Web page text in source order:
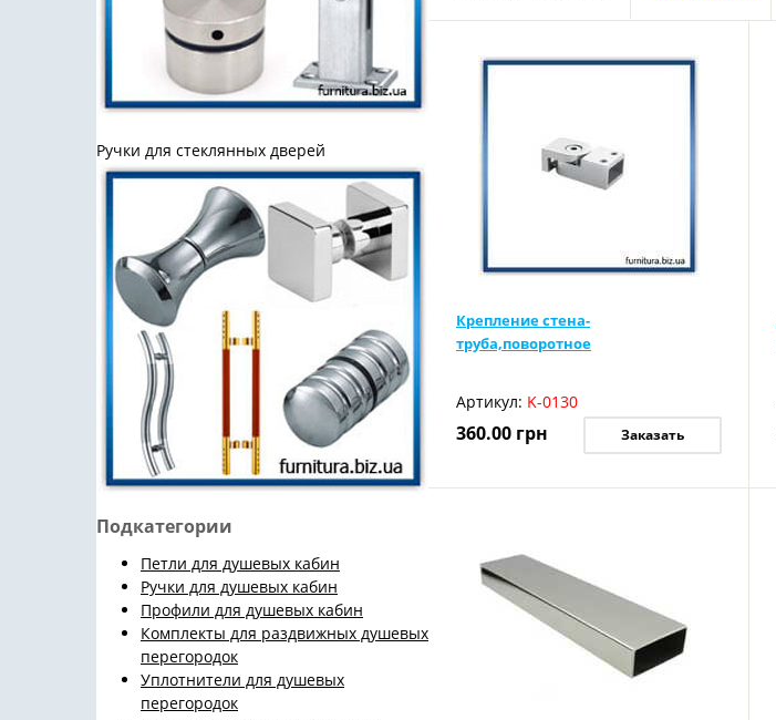
Ручки для стеклянных дверей
Подкатегории
Петли для душевых кабин
Ручки для душевых кабин
Профили для душевых кабин
Комплекты для раздвижных душевых
перегородок
Уплотнители для душевых
перегородок
Крепление стена-
труба,поворотное
Артикул: K-0130
360.00 грн Заказать